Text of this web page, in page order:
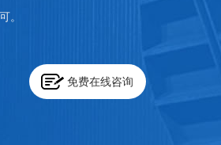
。
免费在线咨询